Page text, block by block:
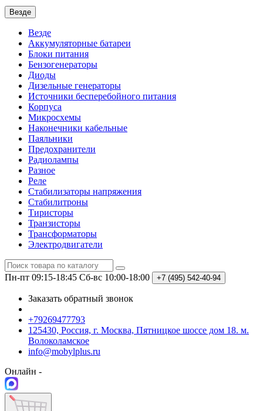
Везде
Везде
Аккумуляторные батареи
Блоки питания
Бензогенераторы
Диоды
Дизельные генераторы
Источники бесперебойного питания
Корпуса
Микросхемы
Наконечники кабельные
Паяльники
Предохранители
Радиолампы
Разное
Реле
Стабилизаторы напряжения
Стабилитроны
Тиристоры
Транзисторы
Трансформаторы
Электродвигатели
Пн-пт 09:15-18:45 Сб-вс 10:00-18:00 +7 (495) 542-40-94
Заказать обратный звонок
+79269477793
125430, Россия, г. Москва, Пятницкое шоссе дом 18. м.
Волоколамское
info@mobylplus.ru
Онлайн -